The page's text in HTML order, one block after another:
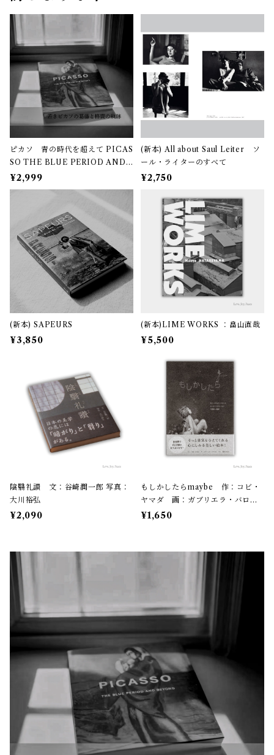
ピカソ 青の時代を超えて PICAS
SO THE BLUE PERIOD AND
BEYOND
¥2,999
(新本) All about Saul Leiter ソ
ール・ライターのすべて
¥2,750
(新本) SAPEURS
¥3,850
(新本)LIME WORKS ：畠山直哉
¥5,500
陰翳礼讃 文：谷崎潤一郎 写真：
大川裕弘
¥2,090
もしかしたらmaybe 作：コビ・
ヤマダ 画：ガブリエラ・バロウ
チ 訳：前田まゆみ
¥1,650